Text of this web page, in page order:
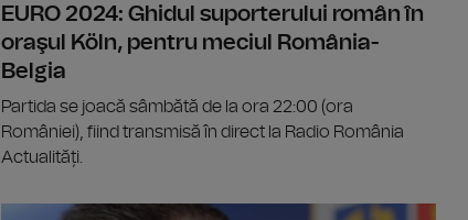
EURO 2024: Ghidul suporterului român în
oraşul Köln, pentru meciul România-
Belgia
Partida se joacă sâmbătă de la ora 22:00 (ora
României), fiind transmisă în direct la Radio România
Actualități.